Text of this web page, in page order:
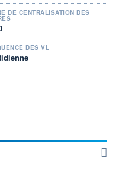
DE CENTRALISATION DES
DES VL